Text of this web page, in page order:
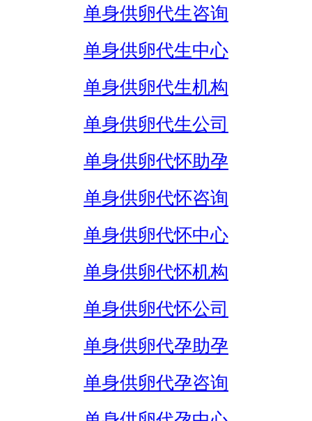
单身供卵代生咨询
单身供卵代生中心
单身供卵代生机构
单身供卵代生公司
单身供卵代怀助孕
单身供卵代怀咨询
单身供卵代怀中心
单身供卵代怀机构
单身供卵代怀公司
单身供卵代孕助孕
单身供卵代孕咨询